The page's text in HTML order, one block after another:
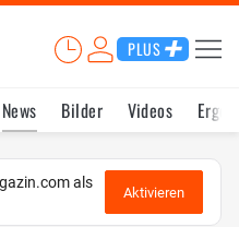
PLUS
News Bilder Videos
als
Aktivieren